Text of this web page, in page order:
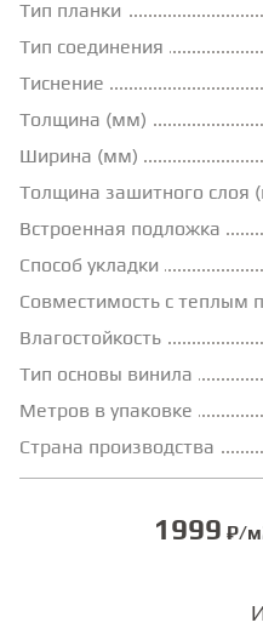
ТЕПЛЫЙ
Тип планки
Тип соединения
Тиснение
Толщина (мм)
Ширина (мм)
Толщина зашитного слоя
Встроенная подложка
Способ укладки
Совместимость с теплым
Влагостойкость
Тип основы винила
Метров в упаковке
Страна производства
1999 ₽/